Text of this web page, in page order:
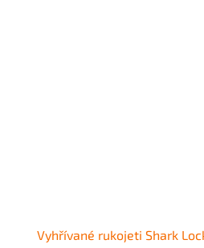
Vyhřívané rukojeti Shark